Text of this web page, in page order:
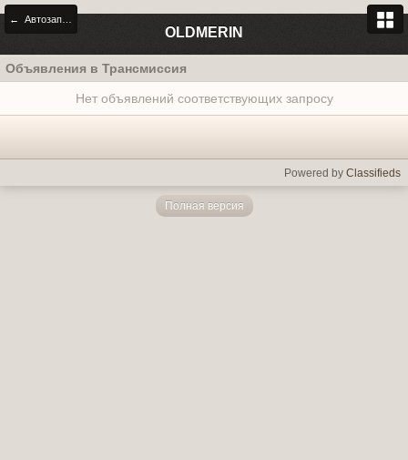
OLDMERIN
Объявления в Трансмиссия
Нет объявлений соответствующих запросу
Powered by Classifieds
Полная версия